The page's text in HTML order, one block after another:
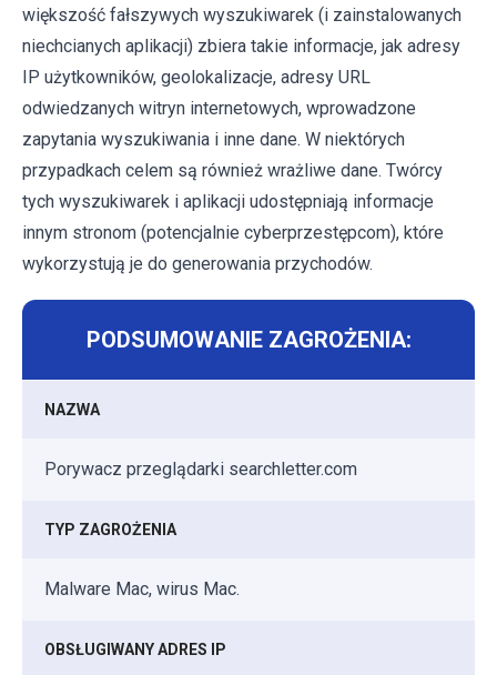
większość fałszywych wyszukiwarek (i zainstalowanych
niechcianych aplikacji) zbiera takie informacje, jak adresy
IP użytkowników, geolokalizacje, adresy URL
odwiedzanych witryn internetowych, wprowadzone
zapytania wyszukiwania i inne dane. W niektórych
przypadkach celem są również wrażliwe dane. Twórcy
tych wyszukiwarek i aplikacji udostępniają informacje
innym stronom (potencjalnie cyberprzestępcom), które
wykorzystują je do generowania przychodów.
PODSUMOWANIE ZAGROŻENIA:
NAZWA
Porywacz przeglądarki searchletter.com
TYP ZAGROŻENIA
Malware Mac, wirus Mac.
OBSŁUGIWANY ADRES IP